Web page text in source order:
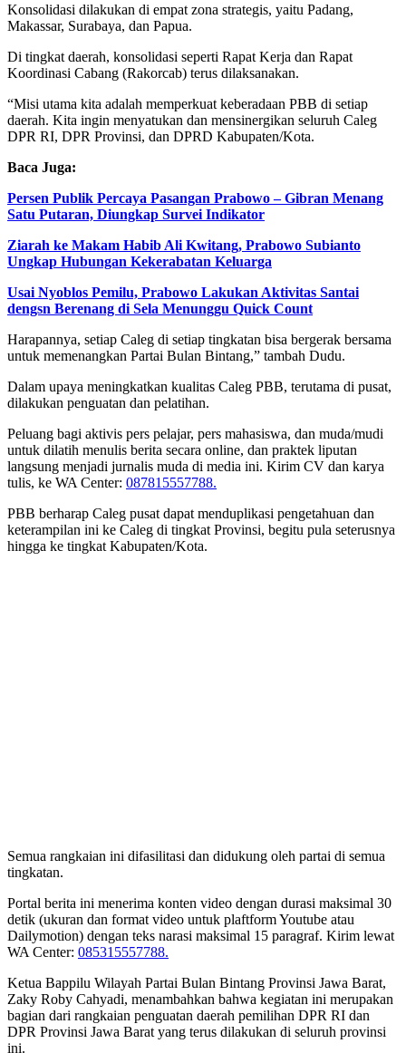
Konsolidasi dilakukan di empat zona strategis, yaitu Padang,
Makassar, Surabaya, dan Papua.
Di tingkat daerah, konsolidasi seperti Rapat Kerja dan Rapat
Koordinasi Cabang (Rakorcab) terus dilaksanakan.
“Misi utama kita adalah memperkuat keberadaan PBB di setiap
daerah. Kita ingin menyatukan dan mensinergikan seluruh Caleg
DPR RI, DPR Provinsi, dan DPRD Kabupaten/Kota.
Baca Juga:
Persen Publik Percaya Pasangan Prabowo – Gibran Menang
Satu Putaran, Diungkap Survei Indikator
Ziarah ke Makam Habib Ali Kwitang, Prabowo Subianto
Ungkap Hubungan Kekerabatan Keluarga
Usai Nyoblos Pemilu, Prabowo Lakukan Aktivitas Santai
dengsn Berenang di Sela Menunggu Quick Count
Harapannya, setiap Caleg di setiap tingkatan bisa bergerak bersama
untuk memenangkan Partai Bulan Bintang,” tambah Dudu.
Dalam upaya meningkatkan kualitas Caleg PBB, terutama di pusat,
dilakukan penguatan dan pelatihan.
Peluang bagi aktivis pers pelajar, pers mahasiswa, dan muda/mudi
untuk dilatih menulis berita secara online, dan praktek liputan
langsung menjadi jurnalis muda di media ini. Kirim CV dan karya
tulis, ke WA Center: 087815557788.
PBB berharap Caleg pusat dapat menduplikasi pengetahuan dan
keterampilan ini ke Caleg di tingkat Provinsi, begitu pula seterusnya
hingga ke tingkat Kabupaten/Kota.
Semua rangkaian ini difasilitasi dan didukung oleh partai di semua
tingkatan.
Portal berita ini menerima konten video dengan durasi maksimal 30
detik (ukuran dan format video untuk plaftform Youtube atau
Dailymotion) dengan teks narasi maksimal 15 paragraf. Kirim lewat
WA Center: 085315557788.
Ketua Bappilu Wilayah Partai Bulan Bintang Provinsi Jawa Barat,
Zaky Roby Cahyadi, menambahkan bahwa kegiatan ini merupakan
bagian dari rangkaian penguatan daerah pemilihan DPR RI dan
DPR Provinsi Jawa Barat yang terus dilakukan di seluruh provinsi
ini.